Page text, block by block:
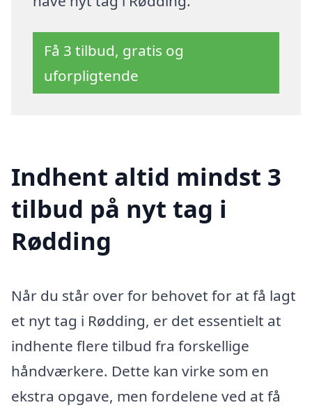
Få 3 tilbud, gratis og
uforpligtende
Indhent altid mindst 3
tilbud på nyt tag i
Rødding
Når du står over for behovet for at få lagt
et nyt tag i Rødding, er det essentielt at
indhente flere tilbud fra forskellige
håndværkere. Dette kan virke som en
ekstra opgave, men fordelene ved at få